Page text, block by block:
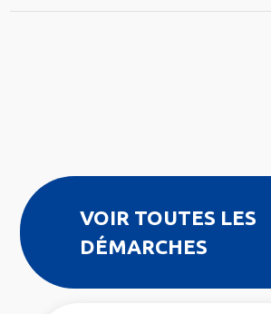
VOIR TOUTES LES
DÉMARCHES